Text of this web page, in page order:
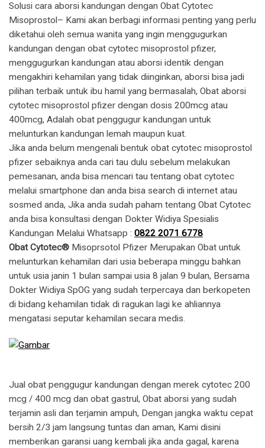
Solusi cara aborsi kandungan dengan Obat Cytotec
Misoprostol– Kami akan berbagi informasi penting yang perlu
diketahui oleh semua wanita yang ingin menggugurkan
kandungan dengan obat cytotec misoprostol pfizer,
menggugurkan kandungan atau aborsi identik dengan
mengakhiri kehamilan yang tidak diinginkan, aborsi bisa jadi
pilihan terbaik untuk ibu hamil yang bermasalah, Obat aborsi
cytotec misoprostol pfizer dengan dosis 200mcg atau
400mcg, Adalah obat penggugur kandungan untuk
melunturkan kandungan lemah maupun kuat.
​Jika anda belum mengenali bentuk obat cytotec misoprostol
pfizer sebaiknya anda cari tau dulu sebelum melakukan
pemesanan, anda bisa mencari tau tentang obat cytotec
melalui smartphone dan anda bisa search di internet atau
sosmed anda, Jika anda sudah paham tentang Obat Cytotec
anda bisa konsultasi dengan Dokter Widiya Spesialis
Kandungan Melalui Whatsapp : 0822 2071 6778
Obat Cytotec® Misoprsotol Pfizer Merupakan Obat untuk
melunturkan kehamilan dari usia beberapa minggu bahkan
untuk usia janin 1 bulan sampai usia 8 jalan 9 bulan, Bersama
Dokter Widiya SpOG yang sudah terpercaya dan berkopeten
di bidang kehamilan tidak di ragukan lagi ke ahliannya
mengatasi seputar kehamilan secara medis.
Jual obat penggugur kandungan dengan merek cytotec 200
mcg / 400 mcg dan obat gastrul, Obat aborsi yang sudah
terjamin asli dan terjamin ampuh, Dengan jangka waktu cepat
bersih 2/3 jam langsung tuntas dan aman, Kami disini
memberikan garansi uang kembali jika anda gagal, karena